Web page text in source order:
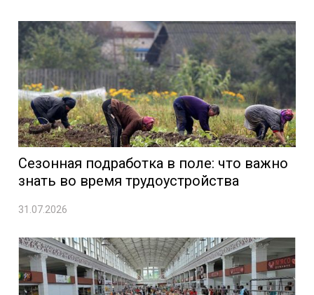
Сезонная подработка в поле: что важно
знать во время трудоустройства
31.07.2026